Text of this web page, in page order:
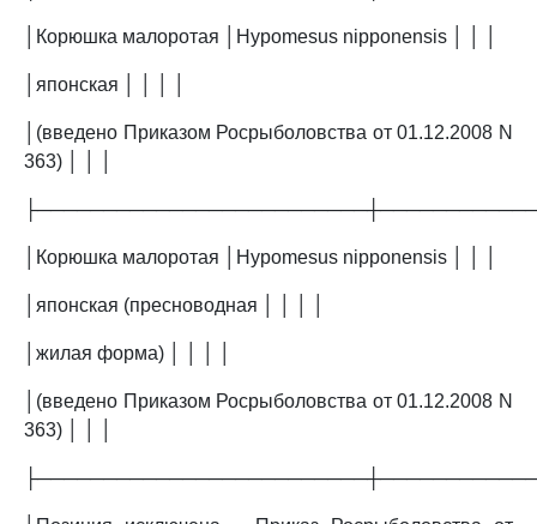
│Корюшка малоротая │Hypomesus nipponensis │ │ │
│японская │ │ │ │
│(введено Приказом Росрыболовства от 01.12.2008 N
363) │ │ │
│Корюшка малоротая │Hypomesus nipponensis │ │ │
│японская (пресноводная │ │ │ │
│жилая форма) │ │ │ │
│(введено Приказом Росрыболовства от 01.12.2008 N
363) │ │ │